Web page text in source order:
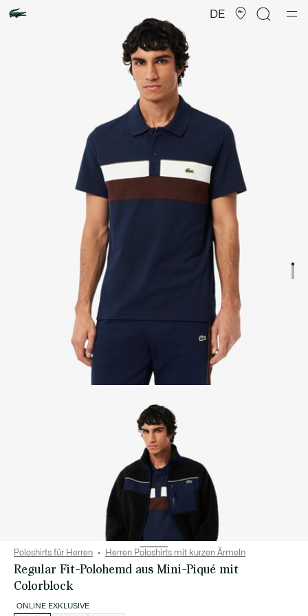
DE
Poloshirts für Herren Herren Poloshirts mit kurzen Ärmeln
Regular Fit-Polohemd aus Mini-Piqué mit
Colorblock
ONLINE EXKLUSIVE